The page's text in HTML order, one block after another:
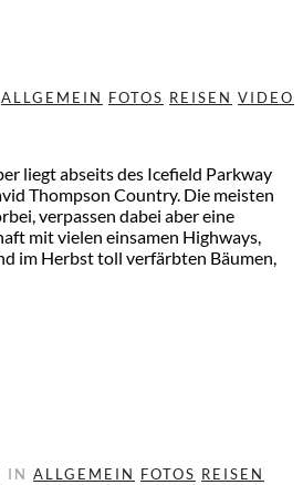
ALLGEMEIN FOTOS REISEN VIDEO
liegt abseits des Icefield Parkway
Thompson Country. Die meisten
verpassen dabei aber eine
mit vielen einsamen Highways,
im Herbst toll verfärbten Bäumen,
IN ALLGEMEIN FOTOS REISEN